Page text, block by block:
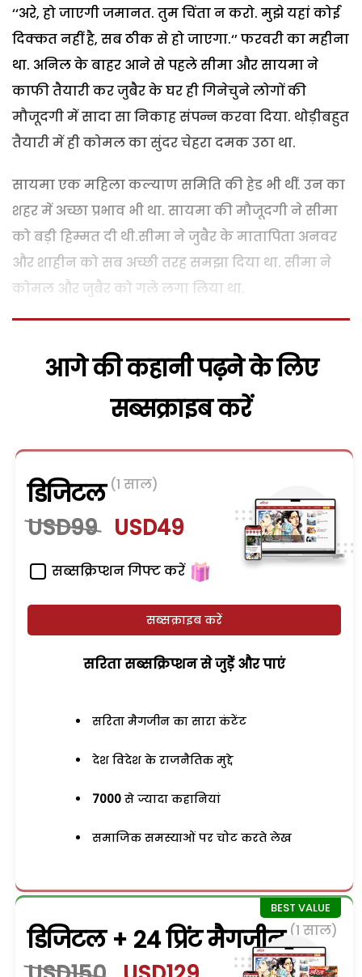
‘‘अरे, हो जाएगी जमानत. तुम चिंता न करो. मुझे यहां कोई
दिक्कत नहीं है, सब ठीक से हो जाएगा.‘’ फरवरी का महीना
था. अनिल के बाहर आने से पहले सीमा और सायमा ने
काफी तैयारी कर जुबैर के घर ही गिनेचुने लोगों की
मौजूदगी में सादा सा निकाह संपन्न करवा दिया. थोड़ीबहुत
तैयारी में ही कोमल का सुंदर चेहरा दमक उठा था.
सायमा एक महिला कल्याण समिति की हेड भी थीं. उन का
शहर में अच्छा प्रभाव भी था. सायमा की मौजूदगी ने सीमा
को बड़ी हिम्मत दी थी.सीमा ने जुबैर के मातापिता अनवर
और शाहीन को सब अच्छी तरह समझा दिया था. सीमा ने
कोमल और जुबैर को गले लगा लिया था.
आगे की कहानी पढ़ने के लिए
सब्सक्राइब करें
डिजिटल (1 साल)
USD99 USD49
सब्सक्रिप्शन गिफ्ट करें
सब्सक्राइब करें
सरिता सब्सक्रिप्शन से जुड़ेें और पाएं
सरिता मैगजीन का सारा कंटेंट
देश विदेश के राजनैतिक मुद्दे
7000 से ज्यादा कहानियां
समाजिक समस्याओं पर चोट करते लेख
डिजिटल + 24 प्रिंट मैगजीन (1 साल)